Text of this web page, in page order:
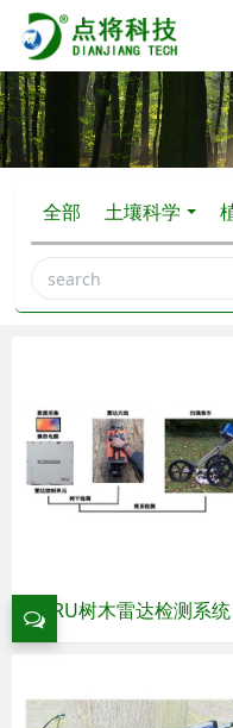
全部 土壤科学
TRU树木雷达检测系统